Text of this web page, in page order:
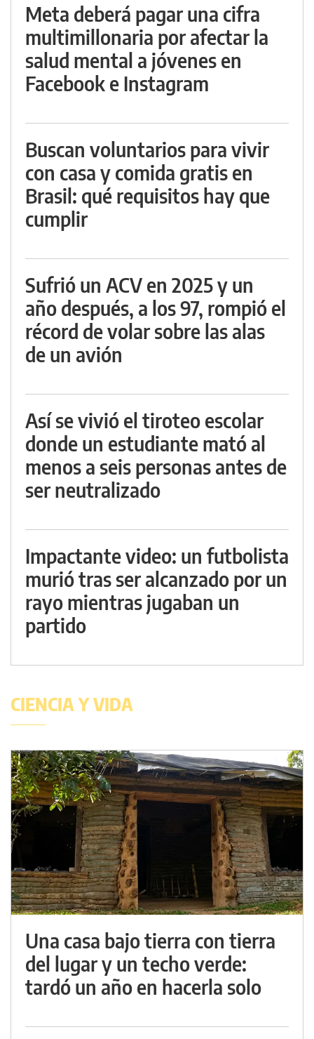
Meta deberá pagar una cifra
multimillonaria por afectar la
salud mental a jóvenes en
Facebook e Instagram
Buscan voluntarios para vivir
con casa y comida gratis en
Brasil: qué requisitos hay que
cumplir
Sufrió un ACV en 2025 y un
año después, a los 97, rompió el
récord de volar sobre las alas
de un avión
Así se vivió el tiroteo escolar
donde un estudiante mató al
menos a seis personas antes de
ser neutralizado
Impactante video: un futbolista
murió tras ser alcanzado por un
rayo mientras jugaban un
partido
CIENCIA Y VIDA
Una casa bajo tierra con tierra
del lugar y un techo verde:
tardó un año en hacerla solo